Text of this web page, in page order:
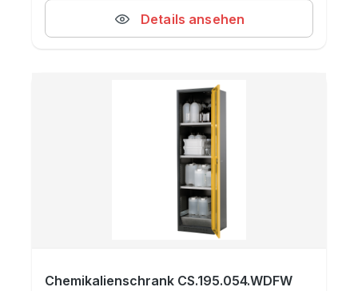
Details ansehen
Chemikalienschrank CS.195.054.WDFW